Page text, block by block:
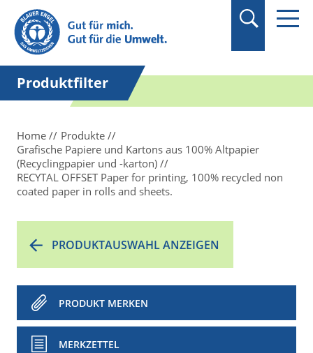
Suchbegriff in
Anführungszeichen
setzen.
Produktfilter
Home
Produkte
Grafische Papiere und Kartons aus 100% Altpapier
(Recyclingpapier und -karton)
RECYTAL OFFSET Paper for printing, 100% recycled non
coated paper in rolls and sheets.
PRODUKTAUSWAHL ANZEIGEN
PRODUKT MERKEN
MERKZETTEL